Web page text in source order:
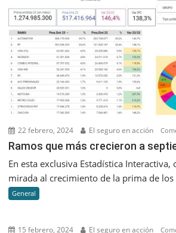
22 febrero, 2024 El seguro en acción
Ramos que más crecieron a
En esta exclusiva Estadística Interactiva,
mirada al crecimiento de la prima de
General
15 febrero, 2024 El seguro en acción